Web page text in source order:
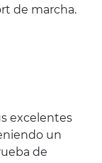
de marcha.
excelentes
un
de